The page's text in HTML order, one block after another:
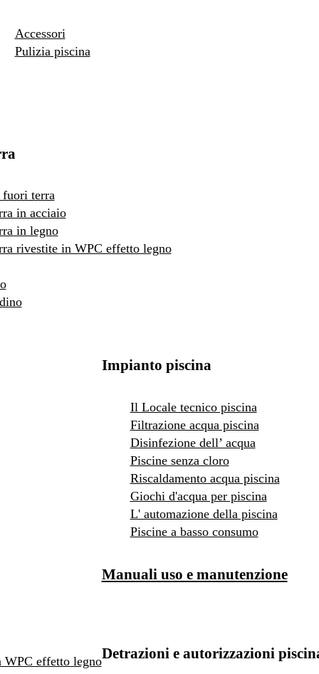
Accessori
Pulizia piscina
fuori terra
in acciaio
in legno
rivestite in WPC effetto legno
effetto legno
Impianto piscina
Il Locale tecnico piscina
Filtrazione acqua piscina
Disinfezione dell’ acqua
Piscine senza cloro
Riscaldamento acqua piscina
Giochi d'acqua per piscina
L' automazione della piscina
Piscine a basso consumo
Manuali uso e manutenzione
Detrazioni e autorizzazioni